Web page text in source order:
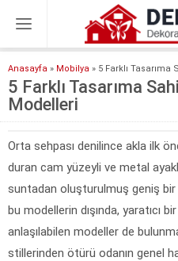
Anasayfa » Mobilya » 5 Farklı
5 Farklı Tasarıma
Modelleri
Orta sehpası denilince akla ilk
duran cam yüzeyli ve metal
suntadan oluşturulmuş geniş
bu modellerin dışında, yaratıcı
anlaşılabilen modeller de
stillerinden ötürü odanın genel